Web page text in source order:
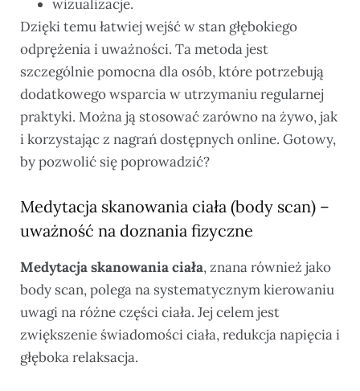
wizualizacje.
Dzięki temu łatwiej wejść w stan głębokiego
odprężenia i uważności. Ta metoda jest
szczególnie pomocna dla osób, które potrzebują
dodatkowego wsparcia w utrzymaniu regularnej
praktyki. Można ją stosować zarówno na żywo, jak
i korzystając z nagrań dostępnych online. Gotowy,
by pozwolić się poprowadzić?
Medytacja skanowania ciała (body scan) –
uważność na doznania fizyczne
Medytacja skanowania ciała, znana również jako
body scan, polega na systematycznym kierowaniu
uwagi na różne części ciała. Jej celem jest
zwiększenie świadomości ciała, redukcja napięcia i
głęboka relaksacja.